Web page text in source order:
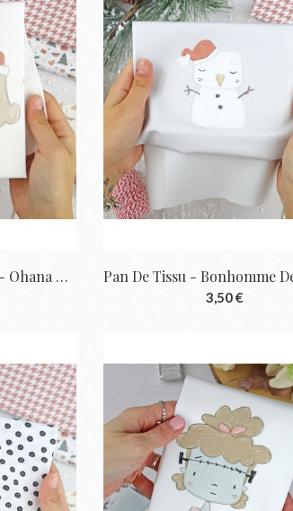
Pan De Tissu - Ho Ho Ho - Ohana En...
3,50 €